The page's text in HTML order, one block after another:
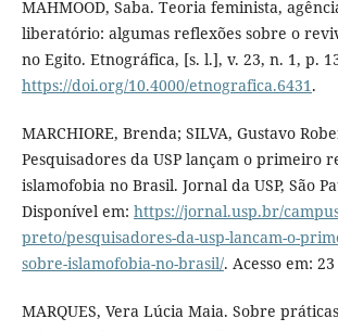
MAHMOOD, Saba. Teoria feminista,
liberatório: algumas reflexões sobre o
no Egito. Etnográfica, [s. l.], v. 23, n. 1, p.
https://doi.org/10.4000/etnografica.6431.
MARCHIORE, Brenda; SILVA, Gustavo
Pesquisadores da USP lançam o primeiro
islamofobia no Brasil. Jornal da USP, São
Disponível em: https://jornal.usp.br/
preto/pesquisadores-da-usp-lancam-o-
sobre-islamofobia-no-brasil/. Acesso em:
MARQUES, Vera Lúcia Maia. Sobre